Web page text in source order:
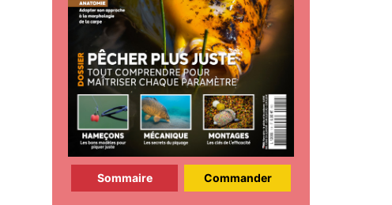
Sommaire Commander